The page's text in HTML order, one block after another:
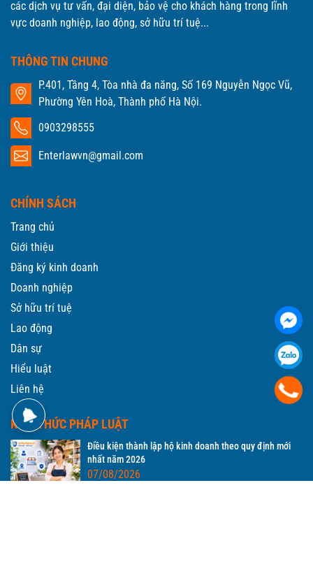
các dịch vụ tư vấn, đại diện, bảo vệ cho khách hàng trong lĩnh
vực doanh nghiệp, lao động, sở hữu trí tuệ...
THÔNG TIN CHUNG
P.401, Tầng 4, Tòa nhà đa năng, Số 169 Nguyễn Ngọc Vũ,
Phường Yên Hoà, Thành phố Hà Nội.
0903298555
Enterlawvn@gmail.com
CHÍNH SÁCH
Trang chủ
Giới thiệu
Đăng ký kinh doanh
Doanh nghiệp
Sở hữu trí tuệ
Lao động
Dân sự
Hiểu luật
Liên hệ
KIẾN THỨC PHÁP LUẬT
Điều kiện thành lập hộ kinh doanh theo quy định mới
nhất năm 2026
07/08/2026